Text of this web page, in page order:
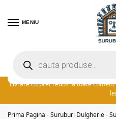
MENIU
reducere la comenzile peste 300
Livrare cu pret redus la toate
Prima Pagina - Suruburi Dulgherie -